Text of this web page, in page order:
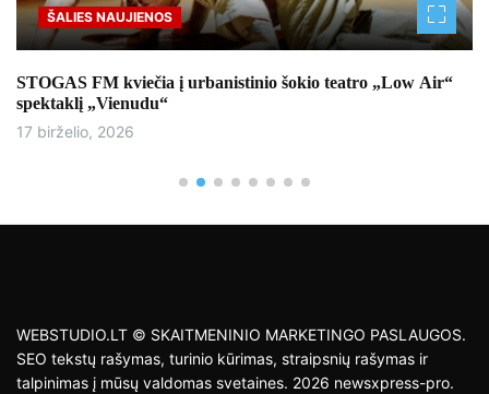
ŠALIES NAUJIENOS
STOGAS FM kviečia į urbanistinio šokio teatro „Low Air“
spektaklį „Vienudu“
17 birželio, 2026
WEBSTUDIO.LT © SKAITMENINIO MARKETINGO PASLAUGOS.
SEO tekstų rašymas, turinio kūrimas, straipsnių rašymas ir
talpinimas į mūsų valdomas svetaines. 2026 newsxpress-pro.